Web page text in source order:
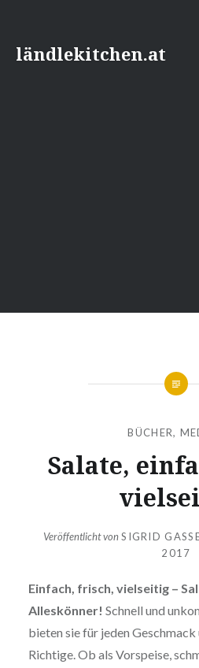
Inhaltländlekitchen.at
BÜCHER,
Salate,
Veröffentlicht vonSIGRID
2017
Einfach, frisch, vielseitig –
Alleskönner! Schnell und
bieten sie für jeden Geschmack
Richtige. Ob als Vorspeise,